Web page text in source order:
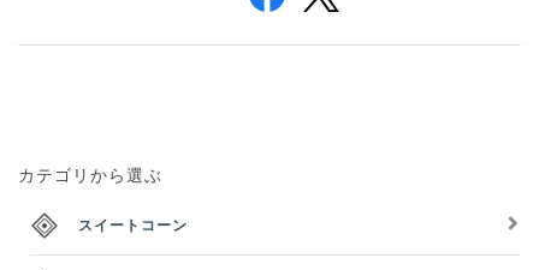
カテゴリから選ぶ
スイートコーン